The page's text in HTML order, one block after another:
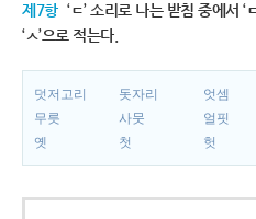
제7항 ‘ㄷ’ 소리로 나는 받침 중에서
‘ㅅ’으로 적는다.
덧저고리 돗자리 엇셈
무릇
사뭇 얼핏
옛
첫 헛